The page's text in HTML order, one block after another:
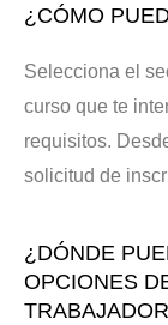
¿CÓMO
Selecciona el
curso que te
requisitos.
solicitud de
¿DÓNDE
OPCIONES